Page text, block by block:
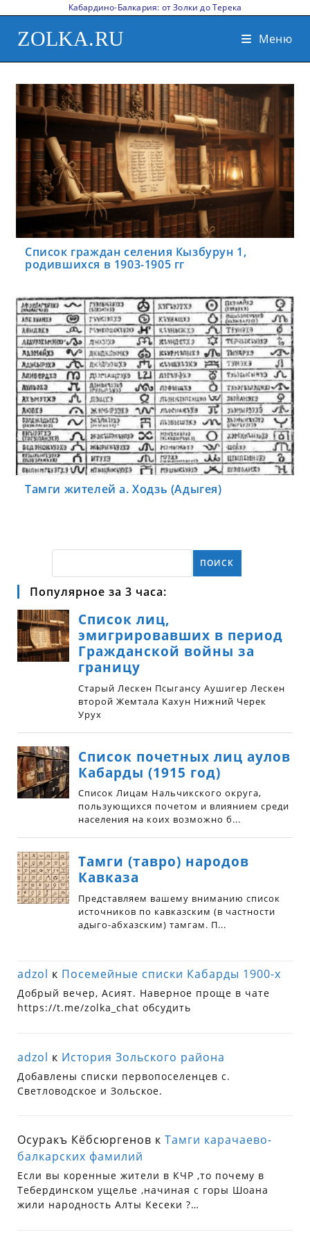
Кабардино-Балкария: от Золки до Терека
ZOLKA.RU Меню
Список граждан селения Кызбурун 1,
родившихся в 1903-1905 гг
Тамги жителей а. Ходзь (Адыгея)
ПОИСК
Популярное за 3 часа:
adzol к Посемейные списки Кабарды 1900-х
Добрый вечер, Асият. Наверное проще в чате
https://t.me/zolka_chat обсудить
adzol к История Зольского района
Добавлены списки первопоселенцев с.
Светловодское и Зольское.
Осуракъ Кёбсюргенов кТамги карачаево-
балкарских фамилий
Если вы коренные жители в КЧР ,то почему в
Тебердинском ущелье ,начиная с горы Шоана
жили народность Алты Кесеки ?…